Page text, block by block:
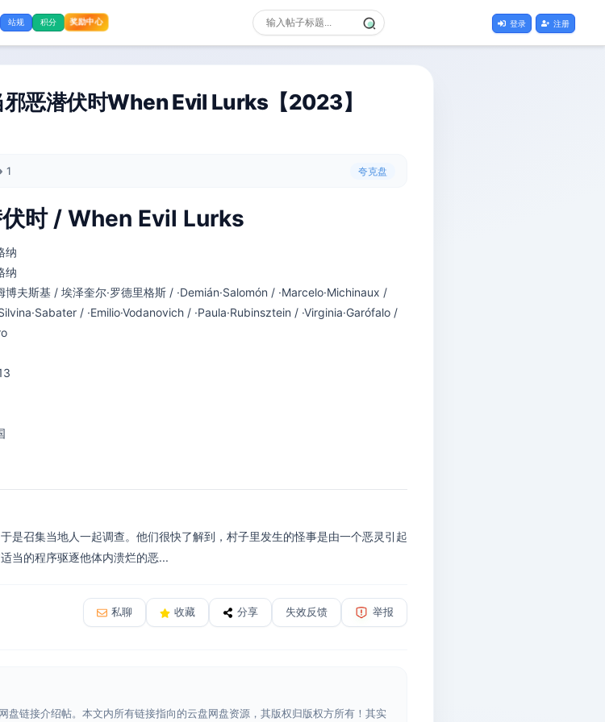
站规 积分 奖励中心 登录 注册
恶潜伏时When Evil Lurks【2023】
1 夸克盘
伏时 / When Evil Lurks
纳
纳
博夫斯基 / 埃泽奎尔·罗德里格斯 / ·Demián·Salomón / ·Marcelo·Michinaux /
/ ·Emilio·Vodanovich / ·Paula·Rubinsztein / ·Virginia·Garófalo /
是召集当地人一起调查。他们很快了解到，村子里发生的怪事是由一个恶灵引起
当的程序驱逐他体内溃烂的恶...
私聊 收藏 分享 失效反馈 举报
盘链接介绍帖。本文内所有链接指向的云盘网盘资源，其版权归版权方所有！其实